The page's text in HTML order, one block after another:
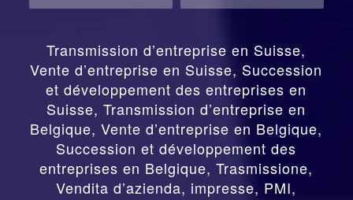
Transmission d’entreprise en Suisse,
Vente d’entreprise en Suisse, Succession
et développement des entreprises en
Suisse,Transmission d’entreprise en
Belgique, Vente d’entreprise en Belgique,
Succession et développement des
entreprises en Belgique,Trasmissione,
Vendita d’azienda, impresse, PMI,